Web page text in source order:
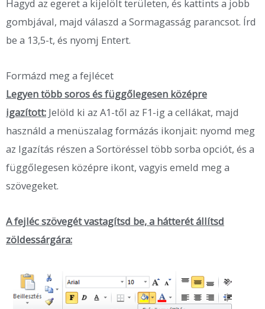
Hagyd az egeret a kijelölt területen, és kattints a jobb
gombjával, majd válaszd a Sormagasság parancsot. Írd
be a 13,5-t, és nyomj Entert.
Formázd meg a fejlécet
Legyen több soros és függőlegesen középre
igazított: Jelöld ki az A1-től az F1-ig a cellákat, majd
használd a menüszalag formázás ikonjait: nyomd meg
az Igazítás részen a Sortöréssel több sorba opciót, és a
függőlegesen középre ikont, vagyis emeld meg a
szövegeket.
A fejléc szövegét vastagítsd be, a hátterét állítsd
zöldessárgára: